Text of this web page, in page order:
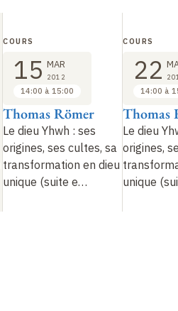
Le dieu Yhwh : ses
origines, ses cultes, sa
transformation en dieu
unique (suite e…
Thomas Römer
COURS
15 MAR
2012
14:00 à 15:00
Le dieu
origines,
unique
Thomas
COURS
22
14:00 à